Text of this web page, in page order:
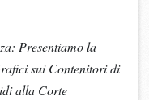
Presentiamo la
sui Contenitori di
alla Corte